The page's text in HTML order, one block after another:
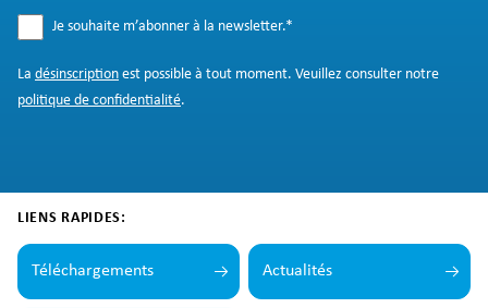
Je souhaite m’abonner à la newsletter.*
La désinscription est possible à tout moment. Veuillez consulter notre
politique de confidentialité.
LIENS RAPIDES:
Téléchargements Actualités